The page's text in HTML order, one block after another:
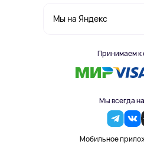
Мы на Яндекс
Принимаем к
Мы всегда
Мобильное